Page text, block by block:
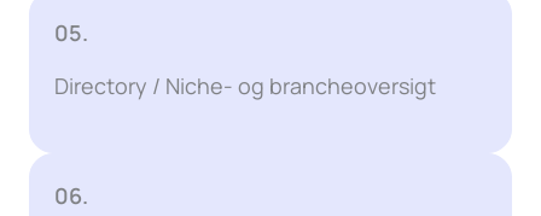
05.
Directory / Niche- og brancheoversigt
06.